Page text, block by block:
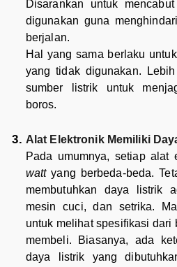
Disarankan untuk
digunakan guna
berjalan.
Hal yang sama berlaku
yang tidak digunakan.
sumber listrik untuk
boros.
Alat Elektronik Memiliki
Pada umumnya, setiap alat
wattyang berbeda-beda.
membutuhkan daya listrik
mesin cuci, dan setrika.
untuk melihat spesifikasi dari
membeli. Biasanya, ada
daya listrik yang